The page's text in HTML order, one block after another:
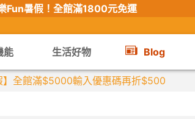
Fun暑假！ 全館滿1800元免運
能 生活好物 Blog
【限時組合】買2件涼感衣享兒童半價